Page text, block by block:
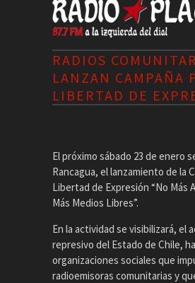
RADIOS
LANZAN CAMPAÑA
LIBERTAD DE
El próximo sábado 23 de enero
Rancagua, el lanzamiento de la
Libertad de Expresión “No Más
Más Medios Libres”.
En la actividad se visibilizará, el
represivo del Estado de Chile,
organizaciones sociales que
radioemisoras comunitarias y